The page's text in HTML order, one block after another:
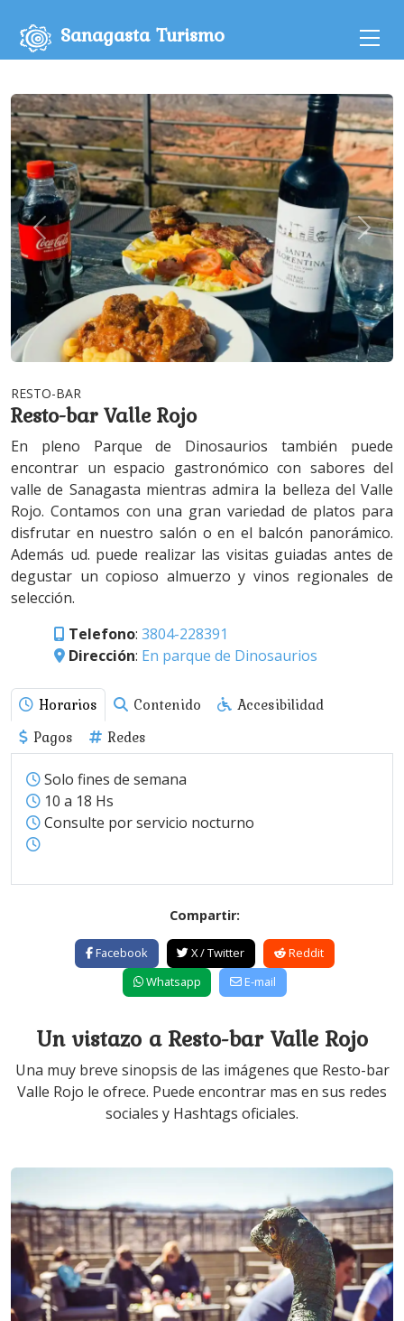
Sanagasta Turismo
RESTO-BAR
Resto-bar Valle Rojo
En pleno Parque de Dinosaurios también puede
encontrar un espacio gastronómico con sabores del
valle de Sanagasta mientras admira la belleza del Valle
Rojo. Contamos con una gran variedad de platos para
disfrutar en nuestro salón o en el balcón panorámico.
Además ud. puede realizar las visitas guiadas antes de
degustar un copioso almuerzo y vinos regionales de
selección.
Telefono: 3804-228391
Dirección: En parque de Dinosaurios
Horarios Contenido
Accesibilidad
Pagos
Redes
Solo fines de semana
10 a 18 Hs
Consulte por servicio nocturno
Compartir:
Facebook X / Twitter
Reddit
Whatsapp
E-mail
Un vistazo a Resto-bar Valle Rojo
Una muy breve sinopsis de las imágenes que Resto-bar
Valle Rojo le ofrece. Puede encontrar mas en sus redes
sociales y Hashtags oficiales.